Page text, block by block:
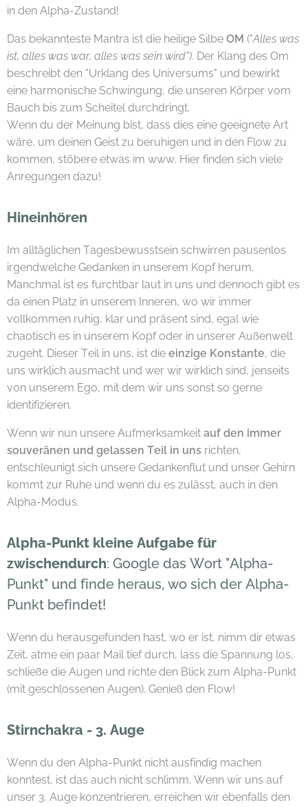
in den Alpha-Zustand!
Das bekannteste Mantra ist die heilige Silbe OM ("Alles was
ist, alles was war, alles was sein wird"). Der Klang des Om
beschreibt den "Urklang des Universums" und bewirkt
eine harmonische Schwingung, die unseren Körper vom
Bauch bis zum Scheitel durchdringt.
Wenn du der Meinung bist, dass dies eine geeignete Art
wäre, um deinen Geist zu beruhigen und in den Flow zu
kommen, stöbere etwas im www. Hier finden sich viele
Anregungen dazu!
Hineinhören
Im alltäglichen Tagesbewusstsein schwirren pausenlos
irgendwelche Gedanken in unserem Kopf herum.
Manchmal ist es furchtbar laut in uns und dennoch gibt es
da einen Platz in unserem Inneren, wo wir immer
vollkommen ruhig, klar und präsent sind, egal wie
chaotisch es in unserem Kopf oder in unserer Außenwelt
zugeht. Dieser Teil in uns, ist die einzige Konstante, die
uns wirklich ausmacht und wer wir wirklich sind, jenseits
von unserem Ego, mit dem wir uns sonst so gerne
identifizieren.
Wenn wir nun unsere Aufmerksamkeit auf den immer
souveränen und gelassen Teil in uns richten,
entschleunigt sich unsere Gedankenflut und unser Gehirn
kommt zur Ruhe und wenn du es zulässt, auch in den
Alpha-Modus.
Alpha-Punkt kleine Aufgabe für
zwischendurch: Google das Wort "Alpha-
Punkt" und finde heraus, wo sich der Alpha-
Punkt befindet!
Wenn du herausgefunden hast, wo er ist, nimm dir etwas
Zeit, atme ein paar Mail tief durch, lass die Spannung los,
schließe die Augen und richte den Blick zum Alpha-Punkt
(mit geschlossenen Augen). Genieß den Flow!
Stirnchakra - 3. Auge
Wenn du den Alpha-Punkt nicht ausfindig machen
konntest, ist das auch nicht schlimm. Wenn wir uns auf
unser 3. Auge konzentrieren, erreichen wir ebenfalls den